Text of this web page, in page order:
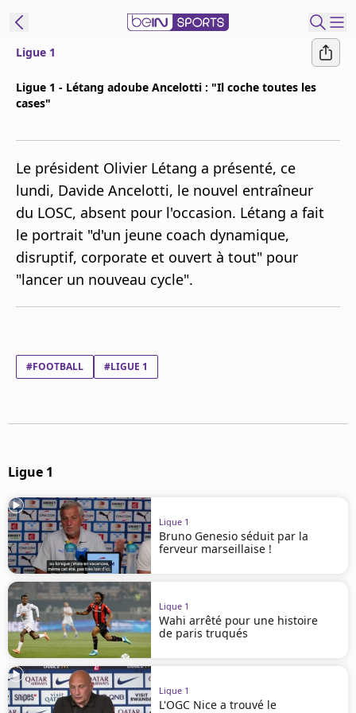
Replays
Podcasts
En Direct
Gérer les
notifications
Contactez nous
Grille TV
Mentions légales
Paramétrer mon consentement
Ligue 1
Ligue 1 - Létang adoube Ancelotti : "Il coche toutes les
cases"
Le président Olivier Létang a présenté, ce
lundi, Davide Ancelotti, le nouvel entraîneur
du LOSC, absent pour l'occasion. Létang a fait
le portrait "d'un jeune coach dynamique,
disruptif, corporate et ouvert à tout" pour
"lancer un nouveau cycle".
#FOOTBALL #LIGUE 1
Ligue 1
Ligue 1
Bruno Genesio séduit par la
ferveur marseillaise !
Ligue 1
Wahi arrêté pour une histoire
de paris truqués
Ligue 1
L'OGC Nice a trouvé le